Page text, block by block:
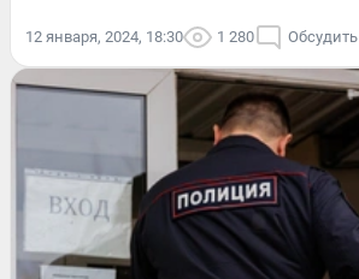
12 января, 2024, 18:30 1 280 Обсудить